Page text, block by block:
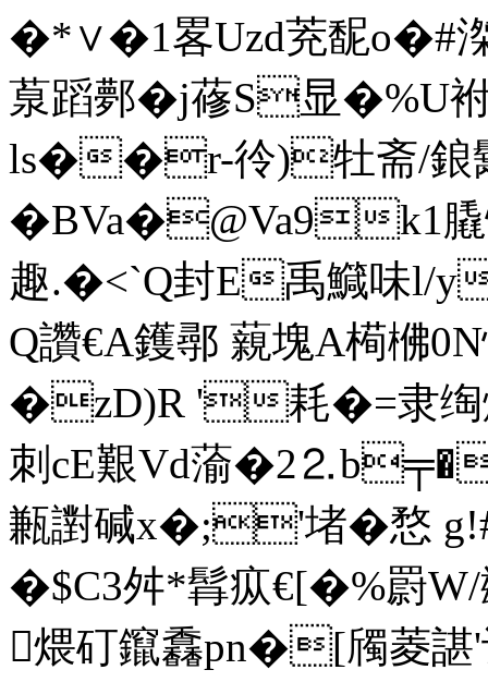
�*∨�1畧Uzd茺馜
葲蹈鄸�j蓚S显�%U
ls��r-彾)牡斋/鋃鬗
�BVa�@Va9k1膬
趣.�<`Q封E禹鱵味l/y
Q讚€A鑊鄩 藽塊A槆梻
�zD)R '耗�=隶绹
刺cE艱Vd蕍�2⒉
甉譵碱x�;'堵�愗
�$C3舛*髥疭€[�%罻W/
煨矴鑹馫pn�[斶菱